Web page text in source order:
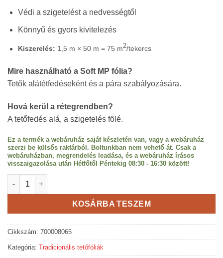
Védi a szigetelést a nedvességtől
Könnyű és gyors kivitelezés
Kiszerelés: 1,5 m × 50 m = 75 m2/tekercs
Mire használható a Soft MP fólia?
Tetők alátétfedéseként és a pára szabályozására.
Hová kerül a rétegrendben?
A tetőfedés alá, a szigetelés fölé.
Ez a termék a webáruház saját készletén van, vagy a webáruház
szerzi be külsős raktárból. Boltunkban nem vehető át. Csak a
webáruházban, megrendelés leadása, és a webáruház írásos
visszaigazolása után Hétfőtől Péntekig 08:30 - 16:30 között!
Masterplast Masterfol Soft MP - mikroperforált,
KOSÁRBA TESZEM
Cikkszám: 700008065
Kategória: Tradicionális tetőfóliák